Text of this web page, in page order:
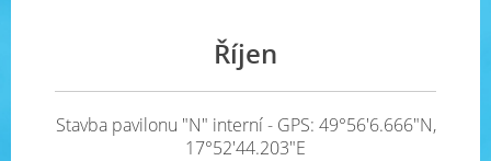
Říjen
Stavba pavilonu "N" interní - GPS: 49°56'6.666"N,
17°52'44.203"E